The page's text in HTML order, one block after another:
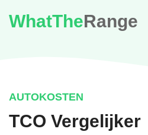
WhatTheRange
AUTOKOSTEN
TCO Vergelijker